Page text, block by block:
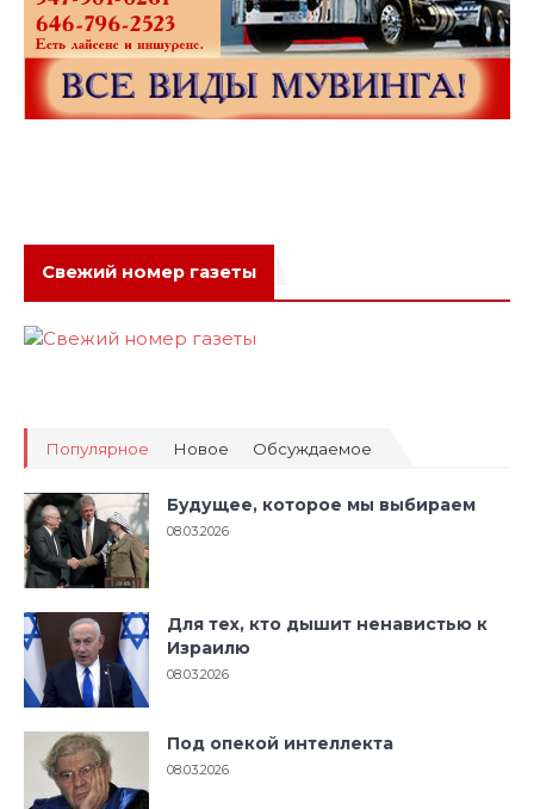
Свежий номер газеты
Популярное Новое Обсуждаемое
Будущее, которое мы выбираем
08.03.2026
Для тех, кто дышит ненавистью к
Израилю
08.03.2026
Под опекой интеллекта
08.03.2026